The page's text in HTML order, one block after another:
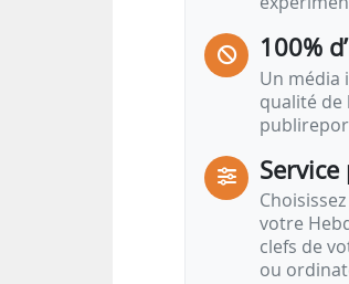
énergétiques
durables et100%
Un média
qualité de
votre
clefs de
ou